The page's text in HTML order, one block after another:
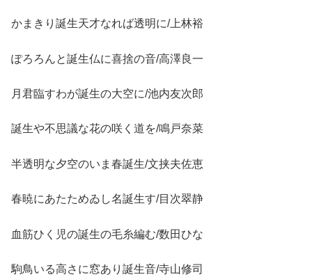
かまきり誕生天才なれば透明に/上林裕
ぽろろんと誕生仏に喜捨の音/高澤良一
月君臨すわが誕生の大空に/池内友次郎
誕生や不思議な花の咲く道を/鳴戸奈菜
半透明な夕空のいま春誕生/文挟夫佐恵
春暁にあたためゐし名誕生す/目次翠静
血筋ひく児の誕生の毛糸編む/数田ひな
駒鳥いる高さに窓あり誕生音/寺山修司